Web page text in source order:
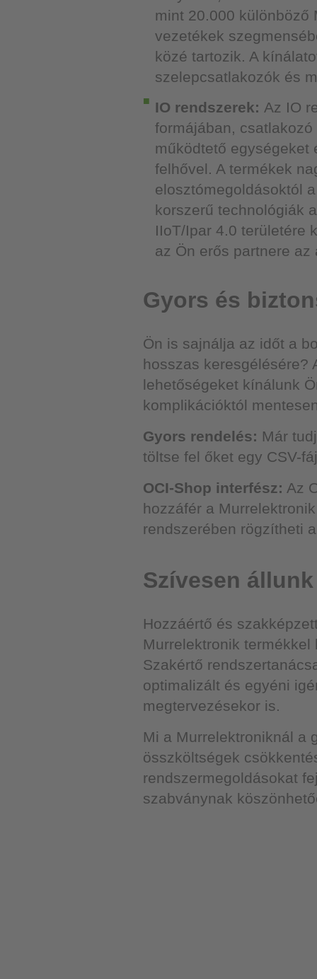
mint 20.000 különböző
vezetékek
közé tartozik. A
szelepcsatlakozók és
IO rendszerek: Az IO
formájában,
működtető egységeket
felhővel. A termékek
elosztómegoldásoktól
korszerű technológiák
IIoT/Ipar 4.0 területére
az Ön erős partnere
Gyors és
Ön is sajnálja az időt a
hosszas keresgélésére?
lehetőségeket kínálunk
komplikációktól
Gyors rendelés: Már
töltse fel őket egy CSV-
OCI-Shop interfész: Az
hozzáfér a
rendszerében rögzítheti
Szívesen
Hozzáértő és
Murrelektronik
Szakértő
optimalizált és egyéni
megtervezésekor is.
Mi a Murrelektroniknál a
összköltségek
rendszermegoldásokat
szabványnak